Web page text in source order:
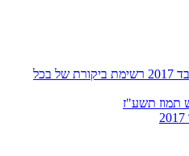
"מה למדת מהסיפור" עם עובד 2017 רשימת ביקורת של בכל
תמוז תשע"ז